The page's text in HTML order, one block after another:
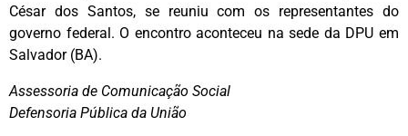
César dos Santos, se reuniu com os representantes do
governo federal. O encontro aconteceu na sede da DPU em
Salvador (BA).
Assessoria de Comunicação Social
Defensoria Pública da União